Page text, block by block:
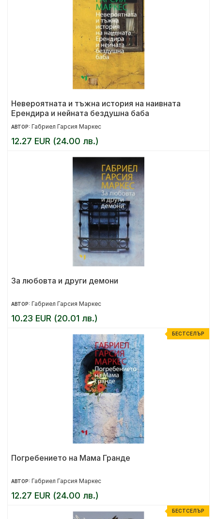
Невероятната и тъжна история на наивната
Ерендира и нейната бездушна баба
АВТОР: Габриел Гарсия Маркес
12.27 EUR (24.00 лв.)
За любовта и други демони
АВТОР: Габриел Гарсия Маркес
10.23 EUR (20.01 лв.)
БЕСТСЕЛЪР
Погребението на Мама Гранде
АВТОР: Габриел Гарсия Маркес
12.27 EUR (24.00 лв.)
БЕСТСЕЛЪР